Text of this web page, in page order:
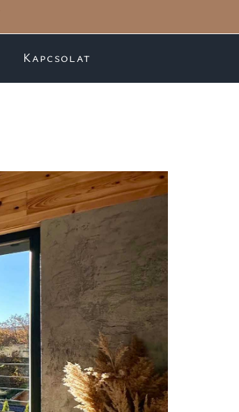
Kapcsolat